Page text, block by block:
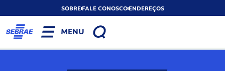
SOBREFALE CONOSCOENDEREÇOS
MENU